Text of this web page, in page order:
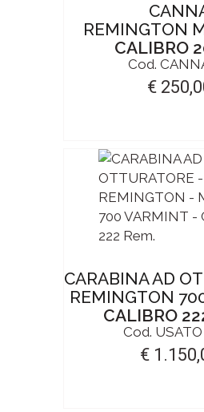
REMINGTON
CALIBRO
Cod.
€
CARABINA AD
REMINGTON
CALIBRO
Cod.
€